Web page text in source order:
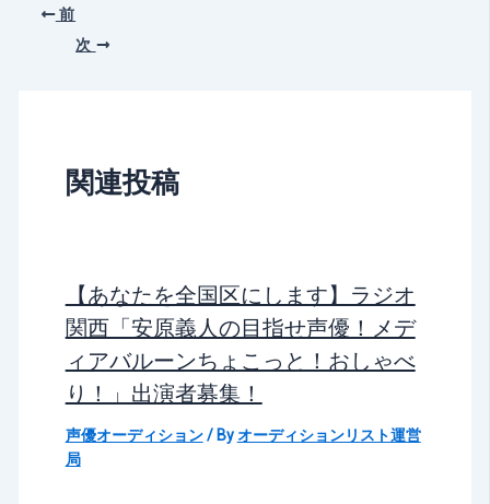
前
次
関連投稿
【あなたを全国区にします】ラジオ
関西「安原義人の目指せ声優！メデ
ィアバルーンちょこっと！おしゃべ
り！」出演者募集！
声優オーディション/ Byオーディションリスト運営
局